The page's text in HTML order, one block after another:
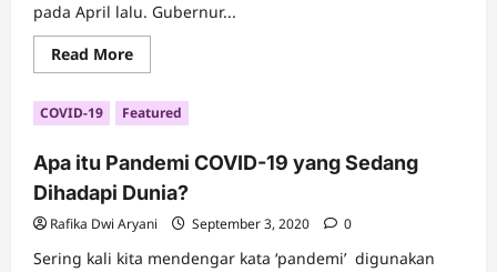
pada April lalu. Gubernur...
Read MoreRead
more
Rem
Darurat,
Gubernur
Nyatakan
Jakarta
PSBB
Lagi!
COVID-19 Featured
Apa itu Pandemi COVID-19 yang Sedang
Dihadapi Dunia?
Rafika Dwi Aryani September 3, 2020 0
Sering kali kita mendengar kata ‘pandemi’ digunakan